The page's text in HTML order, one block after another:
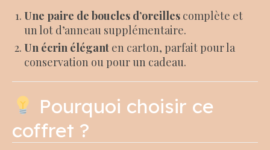
Une paire de boucles d’oreilles complète et
un lot d’anneau supplémentaire.
Un écrin élégant en carton, parfait pour la
conservation ou pour un cadeau.
Pourquoi choisir ce
coffret ?